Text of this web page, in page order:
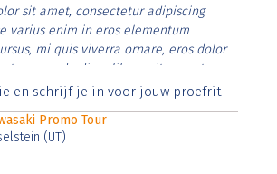
sit amet, consectetur adipiscing
varius enim in eros elementum
mi quis viverra ornare, eros dolor
commodo diam libero vitae erat.
nibh et justo cursus id rutrum lorem
en schrijf je in voor jouw proefrit
Promo Tour
(UT)